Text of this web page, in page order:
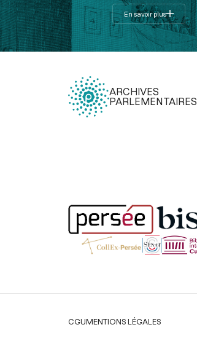
En savoir plus
ARCHIVES
PARLEMENTAIRES
Légal
CGUMENTIONS LÉGALES